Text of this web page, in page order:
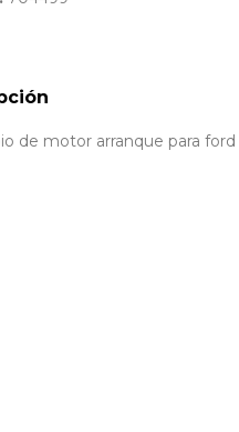
de motor arranque para